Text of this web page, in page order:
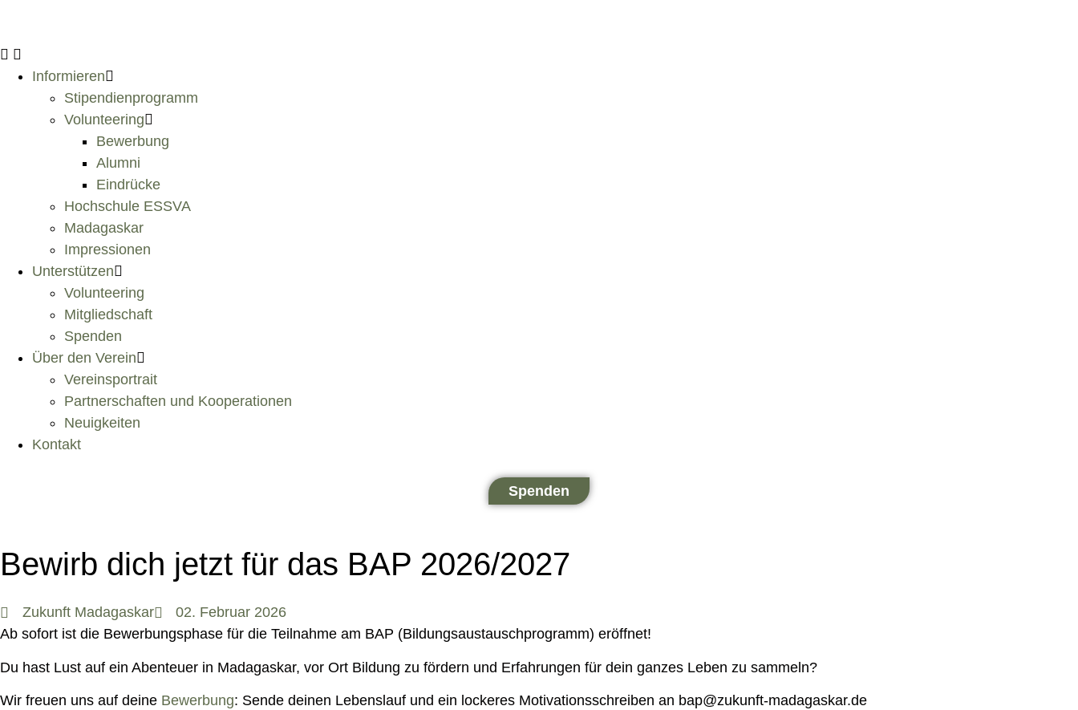
Informieren
Stipendienprogramm
Volunteering
Bewerbung
Alumni
Eindrücke
Hochschule ESSVA
Madagaskar
Impressionen
Unterstützen
Volunteering
Mitgliedschaft
Spenden
Über den Verein
Vereinsportrait
Partnerschaften und Kooperationen
Neuigkeiten
Kontakt
Spenden
Bewirb dich jetzt für das BAP 2026/2027
Zukunft Madagaskar
02. Februar 2026
Ab sofort ist die Bewerbungsphase für die Teilnahme am BAP (Bildungsaustauschprogramm) eröffnet!
Du hast Lust auf ein Abenteuer in Madagaskar, vor Ort Bildung zu fördern und Erfahrungen für dein ganzes Leben zu sammeln?
Wir freuen uns auf deine Bewerbung: Sende deinen Lebenslauf und ein lockeres Motivationsschreiben an bap@zukunft-madagaskar.de